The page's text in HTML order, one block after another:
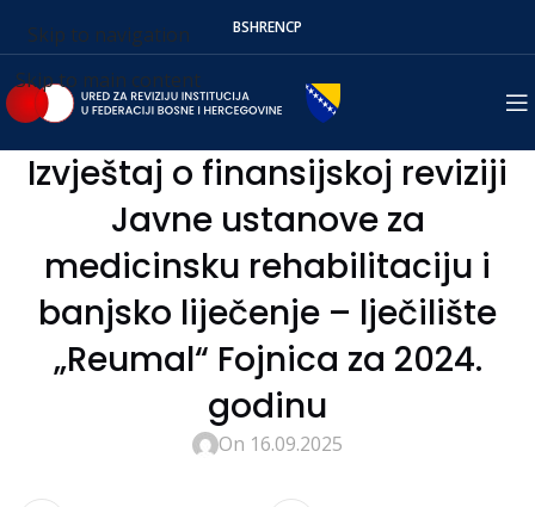
Skip to navigation
Skip to main content
BSHRENСР
Izvještaj o finansijskoj reviziji
Javne ustanove za
medicinsku rehabilitaciju i
banjsko liječenje – lječilište
„Reumal“ Fojnica za 2024.
godinu
On 16.09.2025